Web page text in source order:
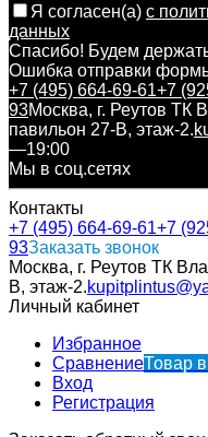
Я согласен(a) с
данных
Спасибо! Будем
Ошибка отправки
+7 (495) 664-69-61+7
93Москва, г. Реутов ТК
павильон 27-В, этаж-2.
—19:00
Мы в соц.сетях
Контакты
+7 (495) 664-69-61+7
93Заказать звонок
Москва, г. Реутов ТК
В, этаж-2.
Личный кабинет
Избранное
СравнениеТовар
Вход
Регистрация